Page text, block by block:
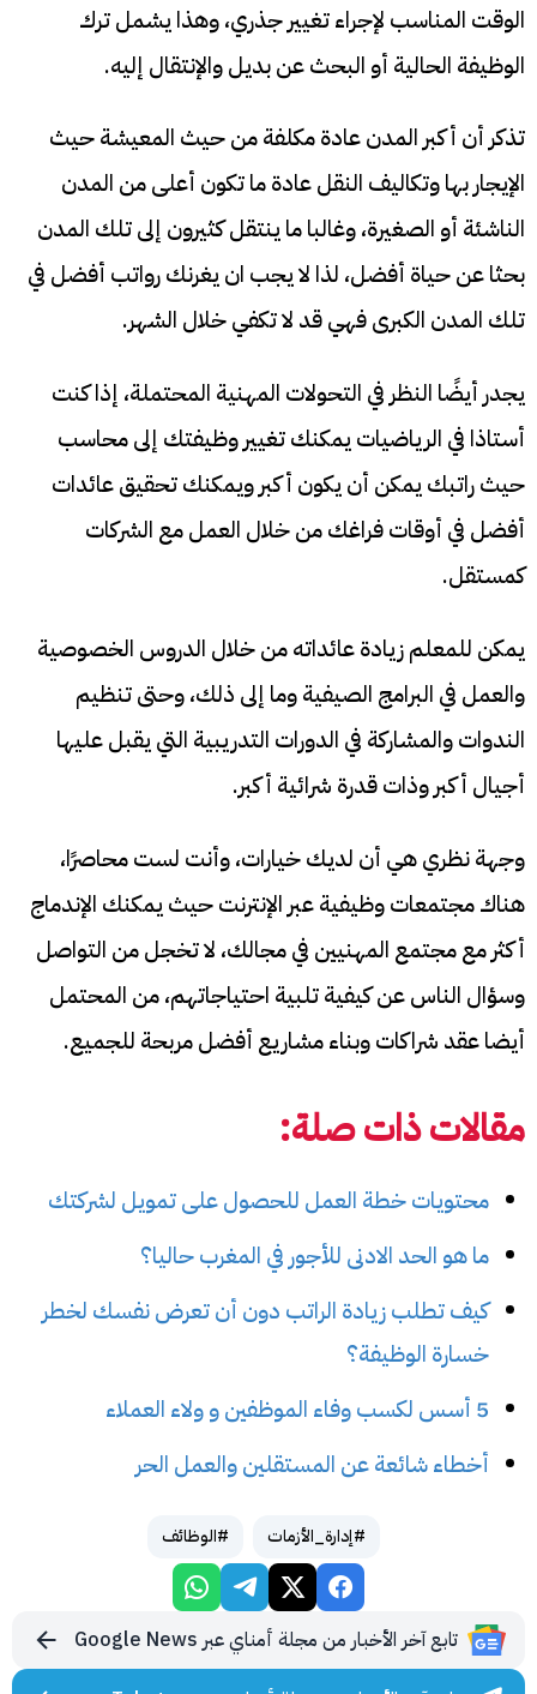
الوقت المناسب لإجراء تغيير جذري، وهذا يشمل ترك
الوظيفة الحالية أو البحث عن بديل والإنتقال إليه.
تذكر أن أكبر المدن عادة مكلفة من حيث المعيشة حيث
الإيجار بها وتكاليف النقل عادة ما تكون أعلى من المدن
الناشئة أو الصغيرة، وغالبا ما ينتقل كثيرون إلى تلك المدن
بحثا عن حياة أفضل، لذا لا يجب ان يغرنك رواتب أفضل في
تلك المدن الكبرى فهي قد لا تكفي خلال الشهر.
يجدر أيضًا النظر في التحولات المهنية المحتملة، إذا كنت
أستاذا في الرياضيات يمكنك تغيير وظيفتك إلى محاسب
حيث راتبك يمكن أن يكون أكبر ويمكنك تحقيق عائدات
أفضل في أوقات فراغك من خلال العمل مع الشركات
كمستقل.
يمكن للمعلم زيادة عائداته من خلال الدروس الخصوصية
والعمل في البرامج الصيفية وما إلى ذلك، وحتى تنظيم
الندوات والمشاركة في الدورات التدريبية التي يقبل عليها
أجيال أكبر وذات قدرة شرائية أكبر.
وجهة نظري هي أن لديك خيارات، وأنت لست محاصرًا،
هناك مجتمعات وظيفية عبر الإنترنت حيث يمكنك الإندماج
أكثر مع مجتمع المهنيين في مجالك، لا تخجل من التواصل
وسؤال الناس عن كيفية تلبية احتياجاتهم، من المحتمل
أيضا عقد شراكات وبناء مشاريع أفضل مربحة للجميع.
مقالات ذات صلة:
محتويات خطة العمل للحصول على تمويل لشركتك
ما هو الحد الادنى للأجور في المغرب حاليا؟
كيف تطلب زيادة الراتب دون أن تعرض نفسك لخطر
خسارة الوظيفة؟
5 أسس لكسب وفاء الموظفين و ولاء العملاء
أخطاء شائعة عن المستقلين والعمل الحر
#إدارة_الأزمات #الوظائف
تابع آخر الأخبار من مجلة أمناي عبر Google News